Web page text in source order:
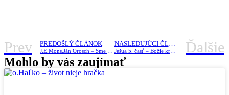
Prev PREDOŠLÝ ČLÁNOK NASLEDUJÚCI ČLÁNOK
Ješua 5. časť – Božie kráľovstvo. Ďalšie
Mohlo by vás zaujímať